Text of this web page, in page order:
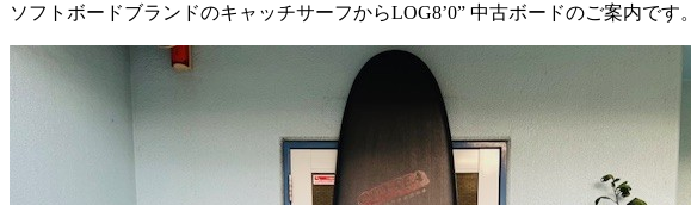
ソフトボードブランドのキャッチサーフからLOG8’0” 中古ボードのご案内です。